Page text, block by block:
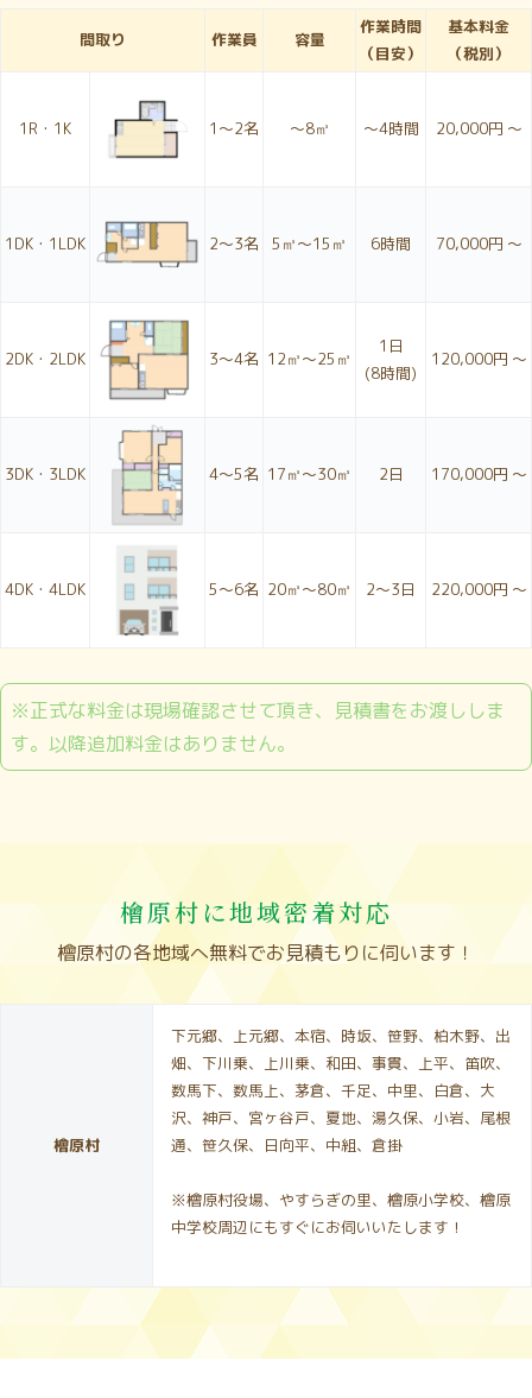
間取り 作業員 容量
作業時間
（目安）
基本料金
（税別）
1R・1K 1〜2名 ～8㎥ ～4時間 20,000円 ～
1DK・1LDK 2〜3名 5㎥～15㎥ 6時間 70,000円 ～
2DK・2LDK 3〜4名 12㎥～25㎥
1日
(8時間)
120,000円 ～
3DK・3LDK 4〜5名 17㎥～30㎥ 2日 170,000円 ～
4DK・4LDK 5〜6名 20㎥～80㎥ 2〜3日 220,000円 ～
※正式な料金は現場確認させて頂き、見積書をお渡ししま
す。以降追加料金はありません。
檜原村に地域密着対応
檜原村の各地域へ無料でお見積もりに伺います！
檜原村
下元郷、上元郷、本宿、時坂、笹野、柏木野、出
畑、下川乗、上川乗、和田、事貫、上平、笛吹、
数馬下、数馬上、茅倉、千足、中里、白倉、大
沢、神戸、宮ヶ谷戸、夏地、湯久保、小岩、尾根
通、笹久保、日向平、中組、倉掛
※檜原村役場、やすらぎの里、檜原小学校、檜原
中学校周辺にもすぐにお伺いいたします！